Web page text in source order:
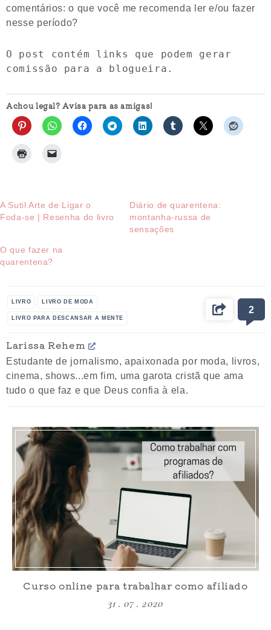
comentários: o que você me recomenda ler e/ou fazer
nesse período?
O post contém links que podem gerar
comissão para a blogueira.
Achou legal? Avisa para as amigas!
A Sutil Arte de Ligar o
Foda-se | Resenha do livro
Diário de quarentena:
montanha-russa de
sensações
O que fazer na
quarentena?
LIVRO LIVRO DE MODA
LIVRO PARA DESCANSAR A MENTE
LIVROS PARA LER NA QUARENTENA
RESENHA LITERÁRIA
2
Larissa Rehem
Estudante de jornalismo, apaixonada por moda, livros,
cinema, shows...em fim, uma garota cristã que ama
tudo o que faz e que Deus confia à ela.
Curso online para trabalhar como afiliado
31 . 07 . 2020